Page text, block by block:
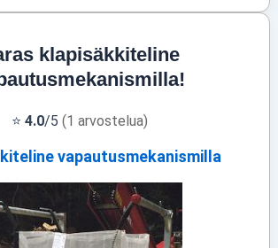
klapisäkkiteline
⭐ 4.0/5 (1 arvostelua)
vapautusmekanismilla